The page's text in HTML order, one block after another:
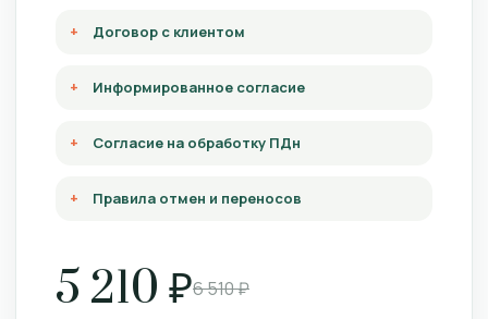
Договор с клиентом
Информированное согласие
Согласие на обработку ПДн
Правила отмен и переносов
5 210 ₽6 510 ₽